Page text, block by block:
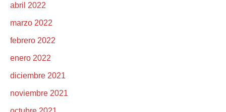
abril 2022
marzo 2022
febrero 2022
enero 2022
diciembre 2021
noviembre 2021